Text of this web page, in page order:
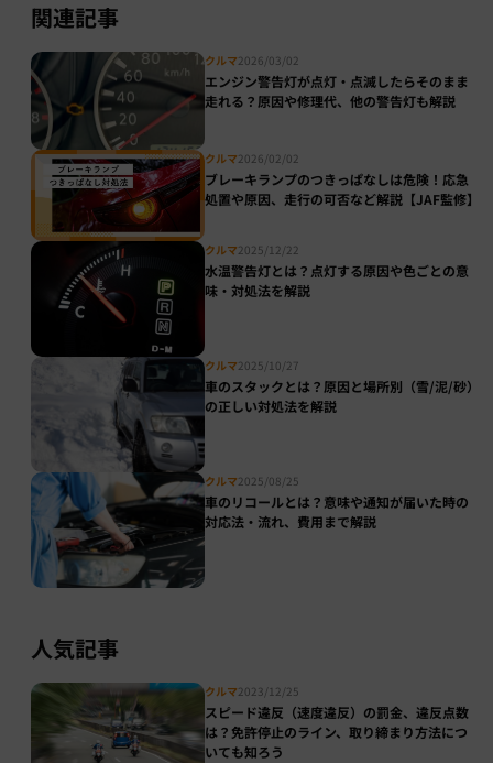
関連記事
クルマ2026/03/02
エンジン警告灯が点灯・点滅したらそのまま
走れる？原因や修理代、他の警告灯も解説
クルマ2026/02/02
ブレーキランプのつきっぱなしは危険！応急
処置や原因、走行の可否など解説【JAF監修】
クルマ2025/12/22
水温警告灯とは？点灯する原因や色ごとの意
味・対処法を解説
クルマ2025/10/27
車のスタックとは？原因と場所別（雪/泥/砂）
の正しい対処法を解説
クルマ2025/08/25
車のリコールとは？意味や通知が届いた時の
対応法・流れ、費用まで解説
人気記事
クルマ2023/12/25
スピード違反（速度違反）の罰金、違反点数
は？免許停止のライン、取り締まり方法につ
いても知ろう